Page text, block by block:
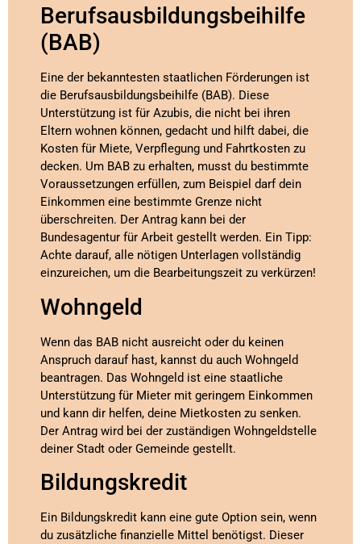
Berufsausbildungsbeihilfe
(BAB)
Eine der bekanntesten staatlichen Förderungen ist
die Berufsausbildungsbeihilfe (BAB). Diese
Unterstützung ist für Azubis, die nicht bei ihren
Eltern wohnen können, gedacht und hilft dabei, die
Kosten für Miete, Verpflegung und Fahrtkosten zu
decken. Um BAB zu erhalten, musst du bestimmte
Voraussetzungen erfüllen, zum Beispiel darf dein
Einkommen eine bestimmte Grenze nicht
überschreiten. Der Antrag kann bei der
Bundesagentur für Arbeit gestellt werden. Ein Tipp:
Achte darauf, alle nötigen Unterlagen vollständig
einzureichen, um die Bearbeitungszeit zu verkürzen!
Wohngeld
Wenn das BAB nicht ausreicht oder du keinen
Anspruch darauf hast, kannst du auch Wohngeld
beantragen. Das Wohngeld ist eine staatliche
Unterstützung für Mieter mit geringem Einkommen
und kann dir helfen, deine Mietkosten zu senken.
Der Antrag wird bei der zuständigen Wohngeldstelle
deiner Stadt oder Gemeinde gestellt.
Bildungskredit
Ein Bildungskredit kann eine gute Option sein, wenn
du zusätzliche finanzielle Mittel benötigst. Dieser